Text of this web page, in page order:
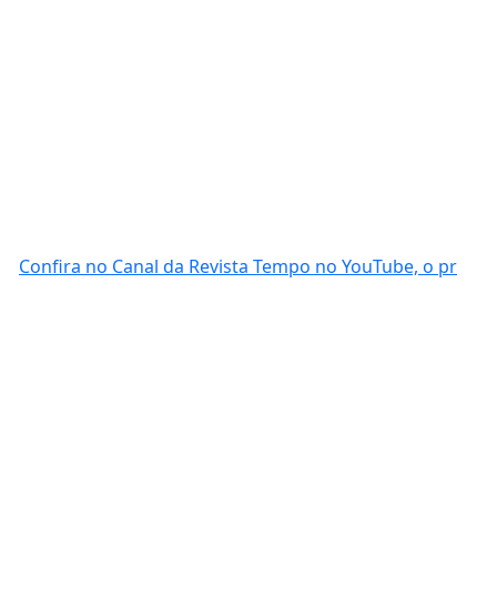
Confira no Canal da Revista Tempo no YouTube, o pr